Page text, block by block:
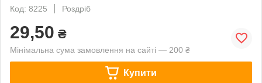
Код: 8225
Роздріб
29,50 ₴
Мінімальна сума замовлення на сайті — 200 ₴
Купити